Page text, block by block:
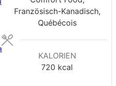
Französisch-Kanadisch,
Québécois
KALORIEN
720 kcal